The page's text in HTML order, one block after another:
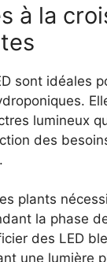
à la
sont idéales
lumineux
des
plants
la phase
des LED
une lumière